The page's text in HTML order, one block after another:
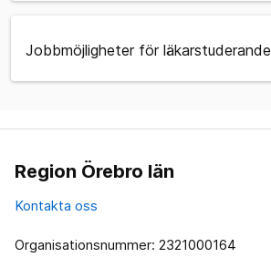
Jobbmöjligheter för läkarstuderande
Region Örebro län
Kontakta oss
Organisationsnummer: 2321000164